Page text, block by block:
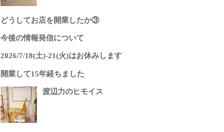
どうしてお店を開業したか③
今後の情報発信について
2026/7/18(土)-21(火)はお休みします
開業して15年経ちました
渡辺力のヒモイス